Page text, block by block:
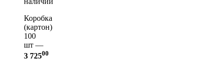
Коробка
(картон)
100
шт —
3 72500